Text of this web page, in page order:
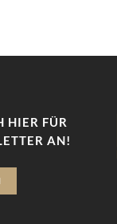
HIER FÜR
AN!